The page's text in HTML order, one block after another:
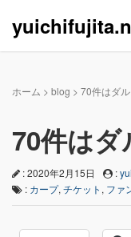
ホーム > blog > 70件はダ
70件は
: 2020年2月15日 :
: カープ, チケット , ファ